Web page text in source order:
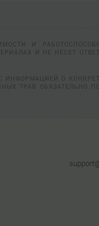
И
И НЕ НЕСЕТ
ИНФОРМАЦИЕЙ О
ТРАВ ОБЯЗАТЕЛЬНО